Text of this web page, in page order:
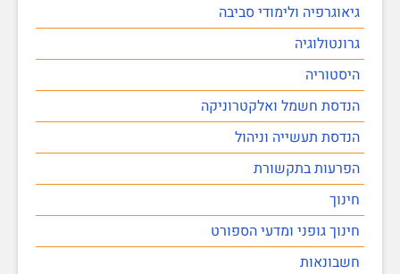
גיאוגרפיה ולימודי סביבה
גרונטולוגיה
היסטוריה
הנדסת חשמל ואלקטרוניקה
הנדסת תעשייה וניהול
הפרעות בתקשורת
חינוך
חינוך גופני ומדעי הספורט
חשבונאות